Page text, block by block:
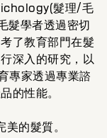
髮理/毛
髮學者透過密切
了教育部門在髮
深入的研究，以
專家透過專業諮
的性能。
的髮質。